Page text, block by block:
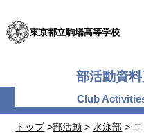
東京都立駒場高等学校
トップ>部活動 >水泳部 >
部活動資